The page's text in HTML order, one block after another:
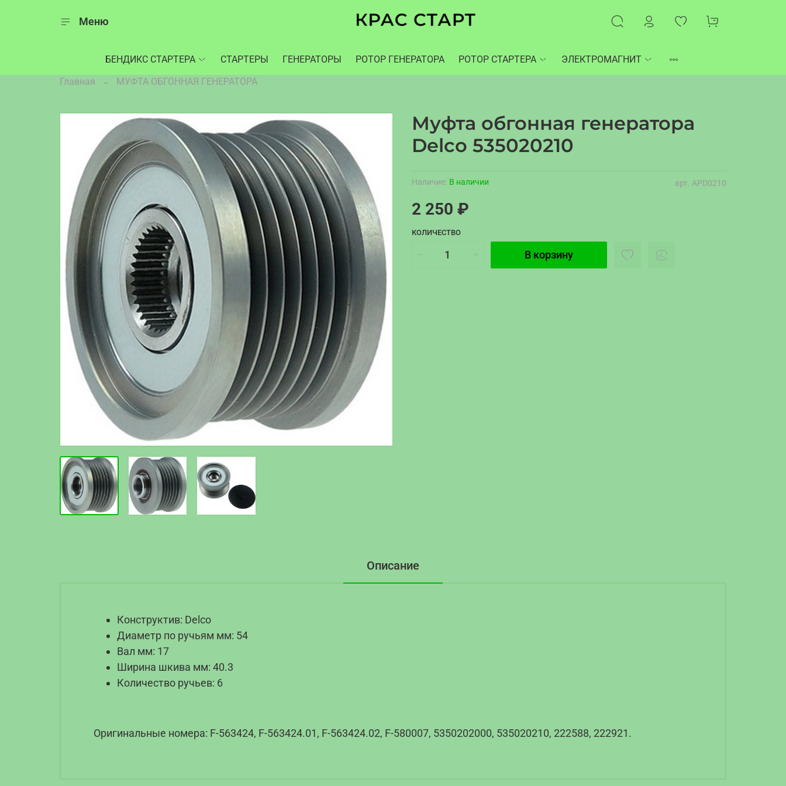
Меню
БЕНДИКС СТАРТЕРА СТАРТЕРЫ ГЕНЕРАТОРЫ РОТОР ГЕНЕРАТОРА РОТОР СТАРТЕРА
ЭЛЕКТРОМАГНИТ
Главная
МУФТА ОБГОННАЯ ГЕНЕРАТОРА
арт. APD0210
Наличие: В наличии
Муфта обгонная генератора
Delco 535020210
2 250 ₽
КОЛИЧЕСТВО
В корзину
Описание
Конструктив: Delco
Диаметр по ручьям мм: 54
Вал мм: 17
Ширина шкива мм: 40.3
Количество ручьев: 6
Оригинальные номера: F-563424, F-563424.01, F-563424.02, F-580007, 5350202000, 535020210, 222588, 222921.